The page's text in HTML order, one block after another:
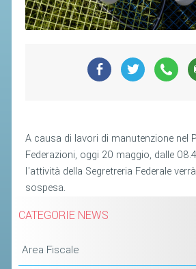
A causa di lavori di manutenzione nel
Federazioni, oggi 20 maggio, dalle
l'attività della Segretreria Federale
sospesa.
CATEGORIE NEWS
Area Fiscale
RICHIESTA
GIUSTIZIA
ORGANI DI
MAGLIA AZZURRA